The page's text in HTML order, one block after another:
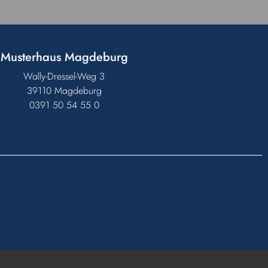
Musterhaus Magdeburg
Wally-Dressel-Weg 3
39110 Magdeburg
0391 50 54 55 0